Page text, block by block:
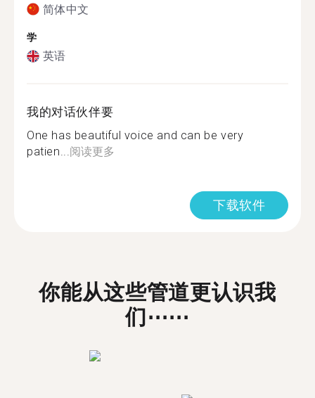
简体中文
学
英语
我的对话伙伴要
One has beautiful voice and can be very
patien...阅读更多
下载软件
你能从这些管道更认识我
们⋯⋯